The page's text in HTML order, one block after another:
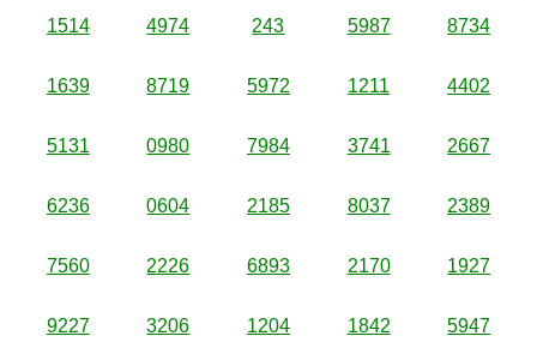
1514 4974 243 5987 8734
1639 8719 5972 1211 4402
5131 0980 7984 3741 2667
6236 0604 2185 8037 2389
7560 2226 6893 2170 1927
9227 3206 1204 1842 5947